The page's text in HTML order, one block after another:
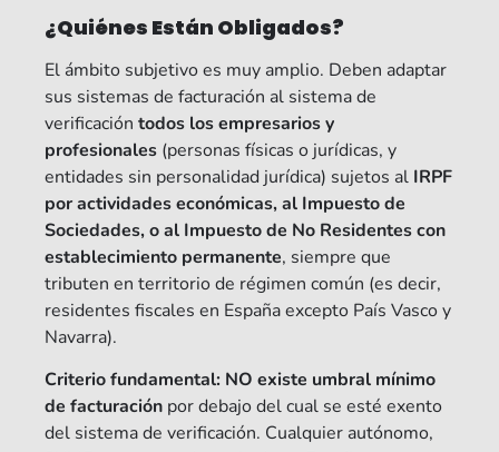
¿Quiénes Están Obligados?
El ámbito subjetivo es muy amplio. Deben adaptar
sus sistemas de facturación al sistema de
verificación todos los empresarios y
profesionales (personas físicas o jurídicas, y
entidades sin personalidad jurídica) sujetos al IRPF
por actividades económicas, al Impuesto de
Sociedades, o al Impuesto de No Residentes con
establecimiento permanente, siempre que
tributen en territorio de régimen común (es decir,
residentes fiscales en España excepto País Vasco y
Navarra).
Criterio fundamental: NO existe umbral mínimo
de facturación por debajo del cual se esté exento
del sistema de verificación. Cualquier autónomo,